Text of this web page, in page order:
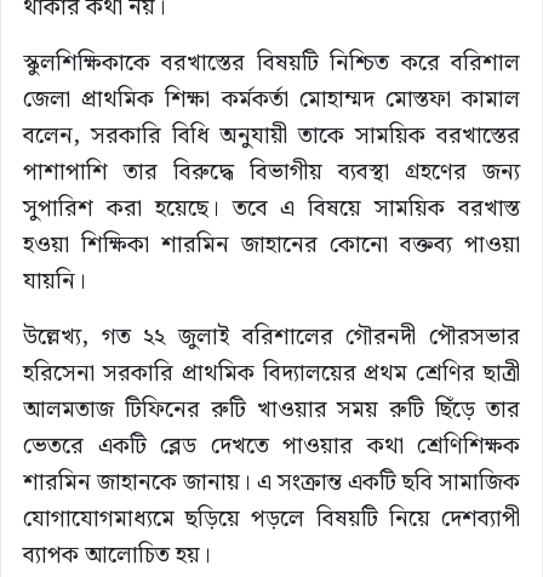
থাকার কথা নয়।
স্কুলশিক্ষিকাকে বরখাস্তের বিষয়টি নিশ্চিত করে বরিশাল
জেলা প্রাথমিক শিক্ষা কর্মকর্তা মোহাম্মদ মোস্তফা কামাল
বলেন, সরকারি বিধি অনুযায়ী তাকে সাময়িক বরখাস্তের
পাশাপাশি তার বিরুদ্ধে বিভাগীয় ব্যবস্থা গ্রহণের জন্য
সুপারিশ করা হয়েছে। তবে এ বিষয়ে সাময়িক বরখাস্ত
হওয়া শিক্ষিকা শারমিন জাহানের কোনো বক্তব্য পাওয়া
যায়নি।
উল্লেখ্য, গত ২২ জুলাই বরিশালের গৌরনদী পৌরসভার
হরিসেনা সরকারি প্রাথমিক বিদ্যালয়ের প্রথম শ্রেণির ছাত্রী
আলমতাজ টিফিনের রুটি খাওয়ার সময় রুটি ছিঁড়ে তার
ভেতরে একটি ব্লেড দেখতে পাওয়ার কথা শ্রেণিশিক্ষক
শারমিন জাহানকে জানায়। এ সংক্রান্ত একটি ছবি সামাজিক
যোগাযোগমাধ্যমে ছড়িয়ে পড়লে বিষয়টি নিয়ে দেশব্যাপী
ব্যাপক আলোচিত হয়।